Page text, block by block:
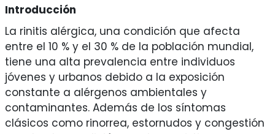
Introducción
La rinitis alérgica, una condición que afecta
entre el 10 % y el 30 % de la población mundial,
tiene una alta prevalencia entre individuos
jóvenes y urbanos debido a la exposición
constante a alérgenos ambientales y
contaminantes. Además de los síntomas
clásicos como rinorrea, estornudos y congestión